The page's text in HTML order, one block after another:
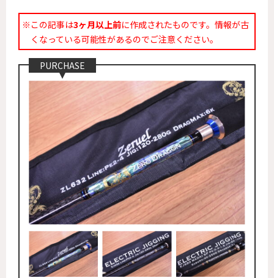
※この記事は3ヶ月以上前に作成されたものです。情報が古
くなっている可能性があるのでご注意ください。
PURCHASE